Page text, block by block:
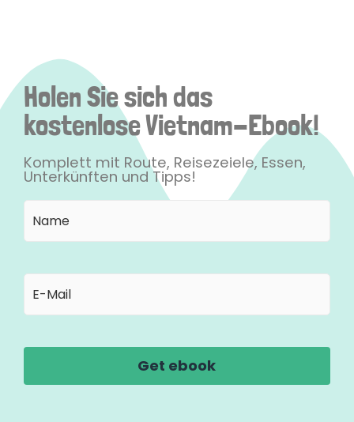
Holen Sie sich das
kostenlose Vietnam-Ebook!
Komplett mit Route, Reisezeiele, Essen,
Unterkünften und Tipps!
Mail